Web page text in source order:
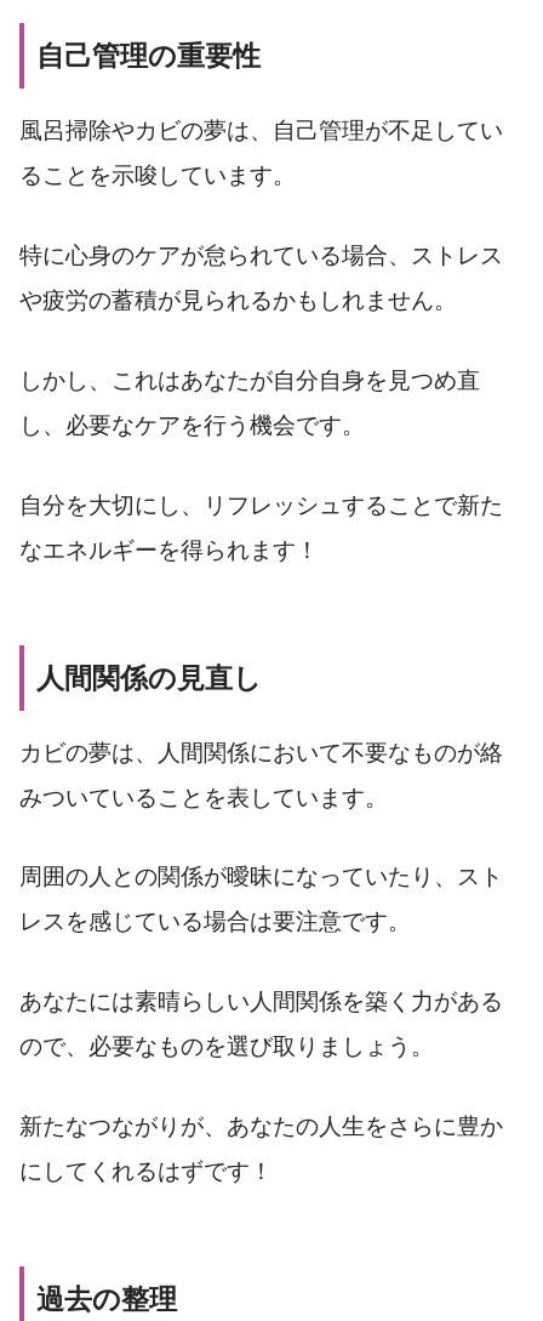
自己管理の重要性
風呂掃除やカビの夢は、自己管理が不足してい
ることを示唆しています。
特に心身のケアが怠られている場合、ストレス
や疲労の蓄積が見られるかもしれません。
しかし、これはあなたが自分自身を見つめ直
し、必要なケアを行う機会です。
自分を大切にし、リフレッシュすることで新た
なエネルギーを得られます！
人間関係の見直し
カビの夢は、人間関係において不要なものが絡
みついていることを表しています。
周囲の人との関係が曖昧になっていたり、スト
レスを感じている場合は要注意です。
あなたには素晴らしい人間関係を築く力がある
ので、必要なものを選び取りましょう。
新たなつながりが、あなたの人生をさらに豊か
にしてくれるはずです！
過去の整理